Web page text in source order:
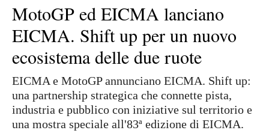
MotoGP ed EICMA lanciano
EICMA. Shift up per un nuovo
ecosistema delle due ruote
EICMA e MotoGP annunciano EICMA. Shift up:
una partnership strategica che connette pista,
industria e pubblico con iniziative sul territorio e
una mostra speciale all'83ª edizione di EICMA.